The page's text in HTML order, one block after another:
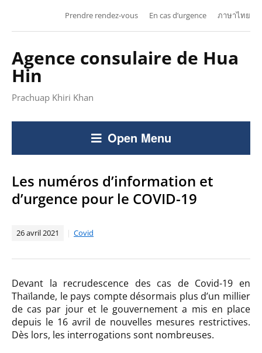
Prendre rendez-vous En cas d’urgence ภาษาไทย
Agence consulaire de Hua
Hin
Prachuap Khiri Khan
Open Menu
Les numéros d’information et
d’urgence pour le COVID-19
26 avril 2021 Covid
Devant la recrudescence des cas de Covid-19 en
Thaïlande, le pays compte désormais plus d’un millier
de cas par jour et le gouvernement a mis en place
depuis le 16 avril de nouvelles mesures restrictives.
Dès lors, les interrogations sont nombreuses.